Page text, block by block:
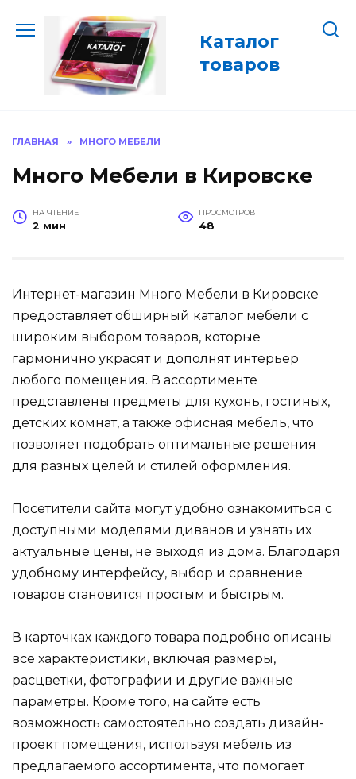
содержанию
Каталог
товаров
ГЛАВНАЯ » МНОГО МЕБЕЛИ
Много Мебели в Кировске
НА ЧТЕНИЕ
2 мин
ПРОСМОТРОВ
48
Интернет-магазин Много Мебели в Кировске
предоставляет обширный каталог мебели с
широким выбором товаров, которые
гармонично украсят и дополнят интерьер
любого помещения. В ассортименте
представлены предметы для кухонь, гостиных,
детских комнат, а также офисная мебель, что
позволяет подобрать оптимальные решения
для разных целей и стилей оформления.
Посетители сайта могут удобно ознакомиться с
доступными моделями диванов и узнать их
актуальные цены, не выходя из дома. Благодаря
удобному интерфейсу, выбор и сравнение
товаров становится простым и быстрым.
В карточках каждого товара подробно описаны
все характеристики, включая размеры,
расцветки, фотографии и другие важные
параметры. Кроме того, на сайте есть
возможность самостоятельно создать дизайн-
проект помещения, используя мебель из
предлагаемого ассортимента, что помогает